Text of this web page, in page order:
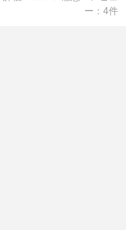
ー
4件